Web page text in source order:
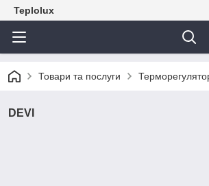
Teplolux
Товари та послуги
DEVI